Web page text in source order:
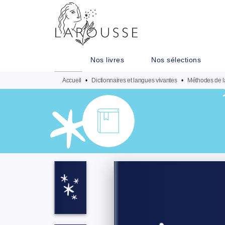
MENU
Nos livres Nos sélections
Accueil • Dictionnaires et langues vivantes • Méthodes de